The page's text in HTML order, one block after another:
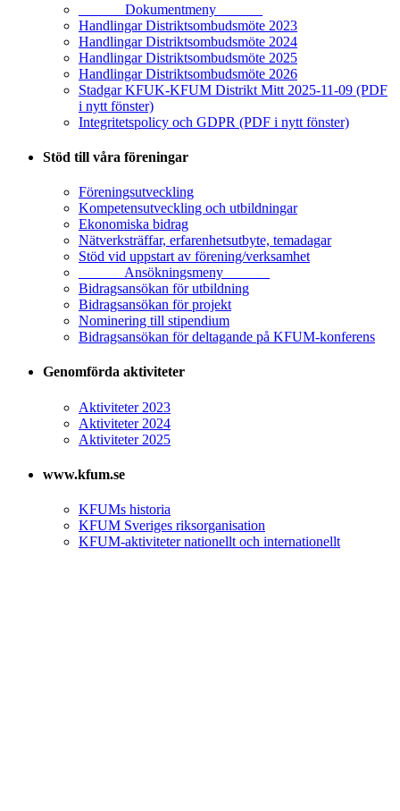
______ Dokumentmeny ______
Handlingar Distriktsombudsmöte 2023
Handlingar Distriktsombudsmöte 2024
Handlingar Distriktsombudsmöte 2025
Handlingar Distriktsombudsmöte 2026
Stadgar KFUK-KFUM Distrikt Mitt 2025-11-09 (PDF
i nytt fönster)
Integritetspolicy och GDPR (PDF i nytt fönster)
Stöd till våra föreningar
Föreningsutveckling
Kompetensutveckling och utbildningar
Ekonomiska bidrag
Nätverksträffar, erfarenhetsutbyte, temadagar
Stöd vid uppstart av förening/verksamhet
______ Ansökningsmeny ______
Bidragsansökan för utbildning
Bidragsansökan för projekt
Nominering till stipendium
Bidragsansökan för deltagande på KFUM-konferens
Genomförda aktiviteter
Aktiviteter 2023
Aktiviteter 2024
Aktiviteter 2025
www.kfum.se
KFUMs historia
KFUM Sveriges riksorganisation
KFUM-aktiviteter nationellt och internationellt